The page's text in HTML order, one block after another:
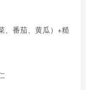
、番茄、黄瓜）+糙